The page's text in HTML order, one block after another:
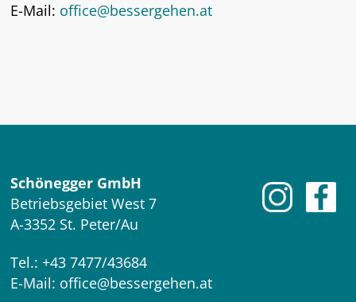
E-Mail: office@bessergehen.at
Schönegger GmbH
Betriebsgebiet West 7
A-3352 St. Peter/Au
Tel.:+43 7477/43684
E-Mail: office@bessergehen.at